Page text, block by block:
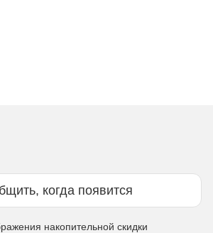
когда появится
накопительной скидки